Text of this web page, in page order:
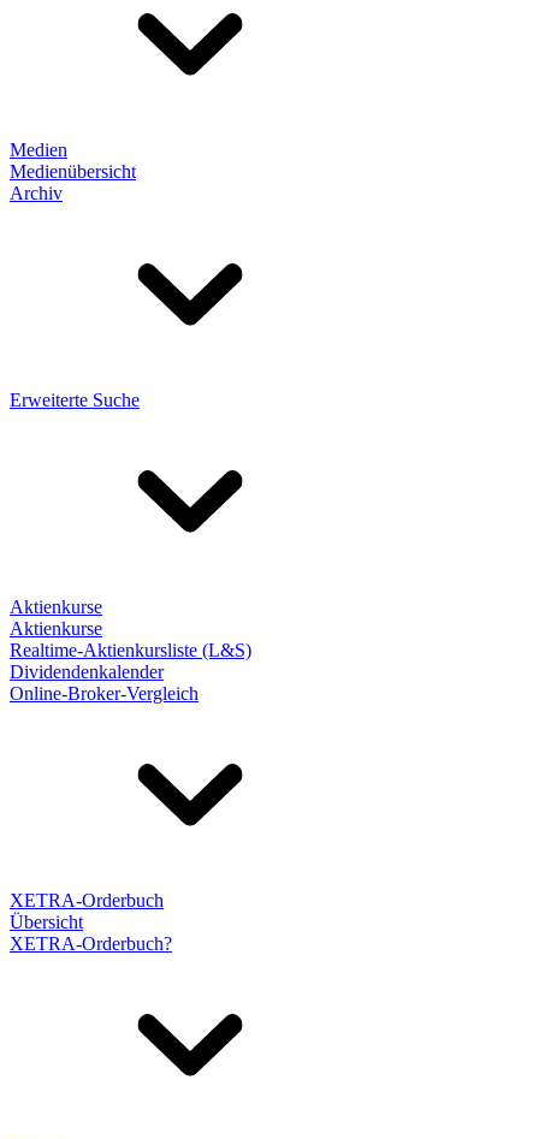
Medien
Medienübersicht
Archiv
Erweiterte Suche
Aktienkurse
Aktienkurse
Realtime-Aktienkursliste (L&S)
Dividendenkalender
Online-Broker-Vergleich
XETRA-Orderbuch
Übersicht
XETRA-Orderbuch?